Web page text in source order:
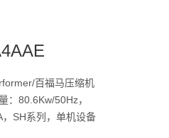
百福马压缩机
：80.6Kw/50Hz，
SH系列，单机设备